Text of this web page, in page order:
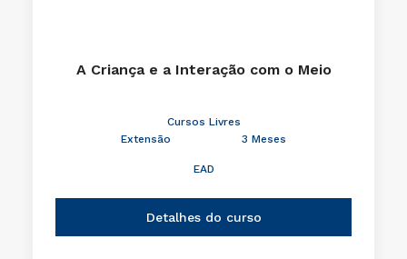
A Criança e a Interação com o Meio
Cursos Livres
Extensão
3 Meses
EAD
Detalhes do curso